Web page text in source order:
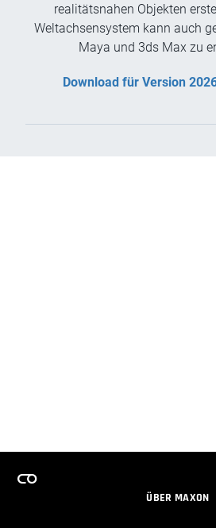
realitätsnahen Objekten
Weltachsensystem kann auch
Maya und 3ds Max zu
Download für Version
ÜBER MAXON